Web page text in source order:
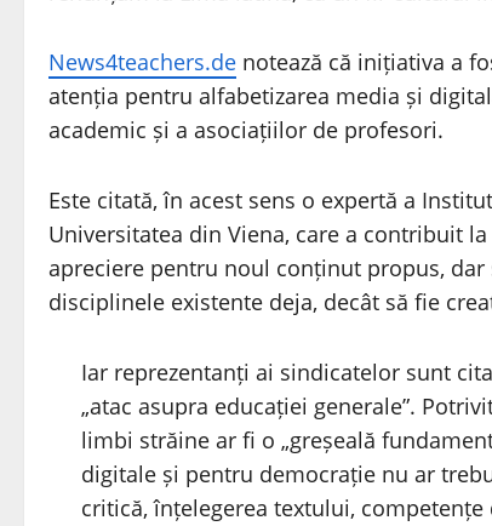
News4teachers.de notează că inițiativa a
atenția pentru alfabetizarea media și
academic și a asociațiilor de profesori.
Este citată, în acest sens o expertă a
Universitatea din Viena, care a contribuit
apreciere pentru noul conținut propus,
disciplinele existente deja, decât să fie
Iar reprezentanți ai sindicatelor sunt
„atac asupra educației generale”.
limbi străine ar fi o „greșeală
digitale și pentru democrație nu ar
critică, înțelegerea textului,